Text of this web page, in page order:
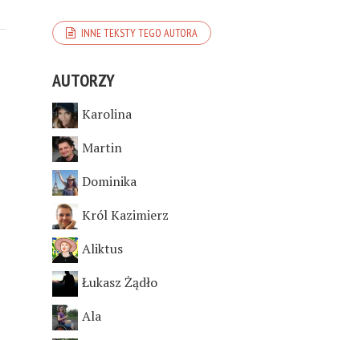
INNE TEKSTY TEGO AUTORA
AUTORZY
Karolina
Martin
Dominika
Król Kazimierz
Aliktus
Łukasz Żądło
Ala